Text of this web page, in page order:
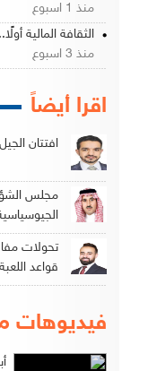
منذ 1 اسبوع
الثقافة المالية أولًا..
منذ 3 اسبوع
اقرا أيضاً
افتتان
مجلس
تحولات
قواعد
فيديوهات